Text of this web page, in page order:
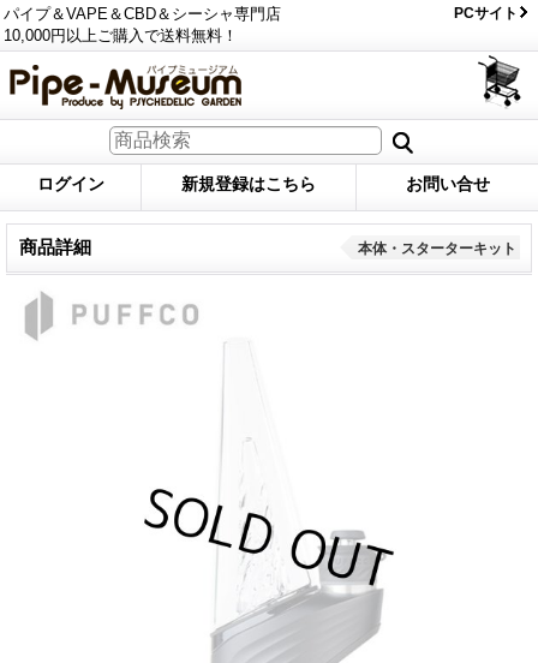
パイプ＆VAPE＆CBD＆シーシャ専門店
10,000円以上ご購入で送料無料！
PCサイト
ログイン 新規登録はこちら お問い合せ
商品詳細 本体・スターターキット